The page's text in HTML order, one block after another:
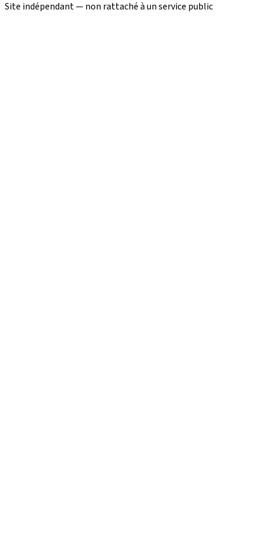
Site indépendant — non rattaché à un service public